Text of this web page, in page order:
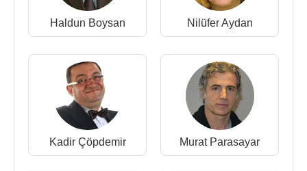
Benzersiz
(Doktor) (Sinema Filmi)
2016 -Saftirikler(Sinema Filmi)
2016 - Mucize Kadınlar (Usta)(Tv Programı)
2016 - Hayat Çizgisi Suriye (TV Filmi)
Ateş(Sinema Filmi)
2015 - Qaytar Pulumu (Sinema Filmi)
2015 - Kalıngiller (Sinema Filmi)
2015 - Hızlı ve Tüplü (Sinema Filmi)
2015 - Bizim Batman (Sinema Filmi)
Haldun Boysan Nilüfer Aydan
Kadir Çöpdemir Murat Parasayar